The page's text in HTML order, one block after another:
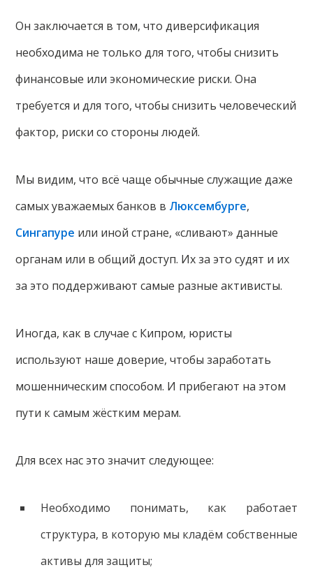
Он заключается в том, что диверсификация
необходима не только для того, чтобы снизить
финансовые или экономические риски. Она
требуется и для того, чтобы снизить человеческий
фактор, риски со стороны людей.
Мы видим, что всё чаще обычные служащие даже
самых уважаемых банков в Люксембурге,
Сингапуре или иной стране, «сливают» данные
органам или в общий доступ. Их за это судят и их
за это поддерживают самые разные активисты.
Иногда, как в случае с Кипром, юристы
используют наше доверие, чтобы заработать
мошенническим способом. И прибегают на этом
пути к самым жёстким мерам.
Для всех нас это значит следующее:
Необходимо понимать, как работает
структура, в которую мы кладём собственные
активы для защиты;